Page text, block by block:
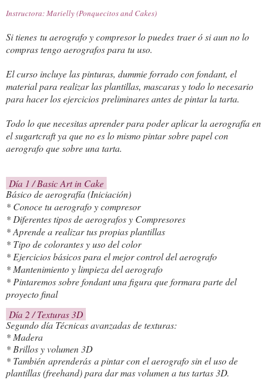
Instructora: Marielly (Ponquecitos and Cakes)
Si tienes tu aerografo y compresor lo puedes traer ó si aun no lo
compras tengo aerografos para tu uso.
El curso incluye las pinturas, dummie forrado con fondant, el
material para realizar las plantillas, mascaras y todo lo necesario
para hacer los ejercicios preliminares antes de pintar la tarta.
Todo lo que necesitas aprender para poder aplicar la aerografía en
el sugartcraft ya que no es lo mismo pintar sobre papel con
aerografo que sobre una tarta.
Día 1 / Basic Art in Cake
Básico de aerografía (Iniciación)
* Conoce tu aerografo y compresor
* Diferentes tipos de aerografos y Compresores
* Aprende a realizar tus propias plantillas
* Tipo de colorantes y uso del color
* Ejercicios básicos para el mejor control del aerografo
* Mantenimiento y limpieza del aerografo
* Pintaremos sobre fondant una figura que formara parte del
proyecto final
Día 2 / Texturas 3D
Segundo día Técnicas avanzadas de texturas:
* Madera
* Brillos y volumen 3D
* También aprenderás a pintar con el aerografo sin el uso de
plantillas (freehand) para dar mas volumen a tus tartas 3D.